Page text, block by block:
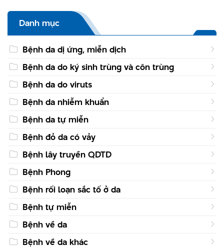
Danh mục
Bệnh da dị ứng, miễn dịch
Bệnh da do ký sinh trùng và côn trùng
Bệnh da do viruts
Bệnh da nhiễm khuẩn
Bệnh da tự miễn
Bệnh đỏ da có vảy
Bệnh lây truyền QDTD
Bệnh Phong
Bệnh rối loạn sắc tố ở da
Bệnh tự miễn
Bệnh về da
Bệnh về da khác